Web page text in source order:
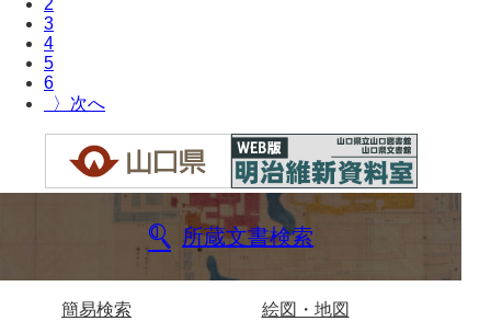
2
3
4
5
6
〉
所蔵文書検索
簡易検索
絵図・地図